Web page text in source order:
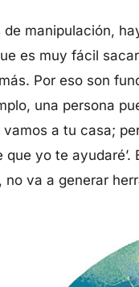
de manipulación,
es muy fácil
Por eso son
una persona
a tu casa;
que yo te
va a generar